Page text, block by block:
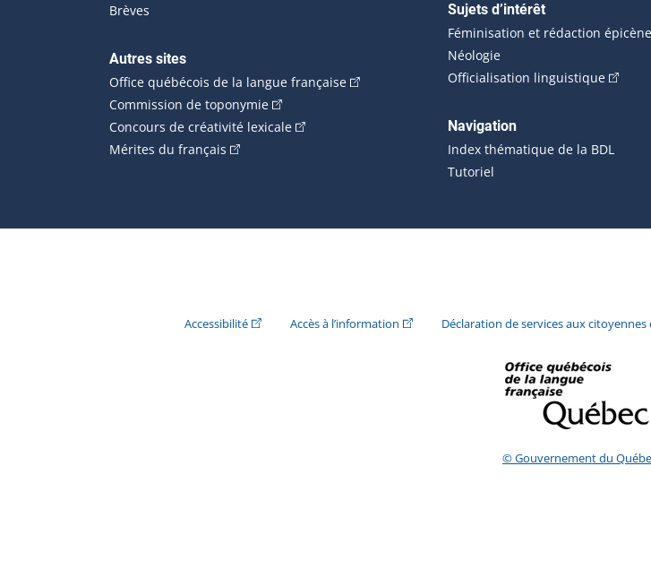
Brèves
Autres sites
Office québécois de la langue française(Cet hyperlien externe s'ouvrira dans une nouvelle
Commission de toponymie(Cet hyperlien externe s'ouvrira dans une nouvelle fenêtre.)
Concours de créativité lexicale(Cet hyperlien externe s'ouvrira dans une nouvelle fenêtre.)
Mérites du français (Cet hyperlien externe s'ouvrira dans une nouvelle fenêtre.)
Sujets d’intérêt
Féminisation et rédaction épicène
Néologie
Officialisation linguistique(Cet
Navigation
Index thématique de la BDL
Tutoriel
Accessibilité(Cet hyperlien externe s'ouvrira dans une nouvelle fenêtre.)
Accès à l’information (Cet hyperlien externe s'ouvrira dans une
Déclaration de services aux
© Gouvernement du